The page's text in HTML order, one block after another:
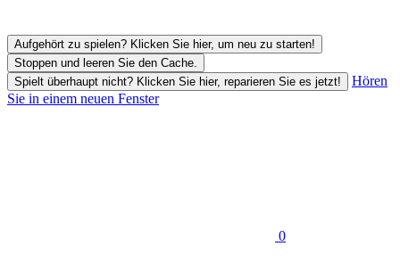
Aufgehört zu spielen? Klicken Sie hier, um neu zu starten!
Stoppen und leeren Sie den Cache.
Spielt überhaupt nicht? Klicken Sie hier, reparieren Sie es jetzt!
Hören
Sie in einem neuen Fenster
0